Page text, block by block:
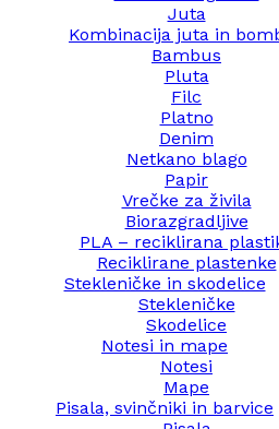
Juta
Kombinacija juta in
Bambus
Pluta
Filc
Platno
Denim
Netkano blago
Papir
Vrečke za živila
Biorazgradljive
PLA – reciklirana
Reciklirane plastenke
Stekleničke in skodelice
Stekleničke
Skodelice
Notesi in mape
Notesi
Mape
Pisala, svinčniki in barvice